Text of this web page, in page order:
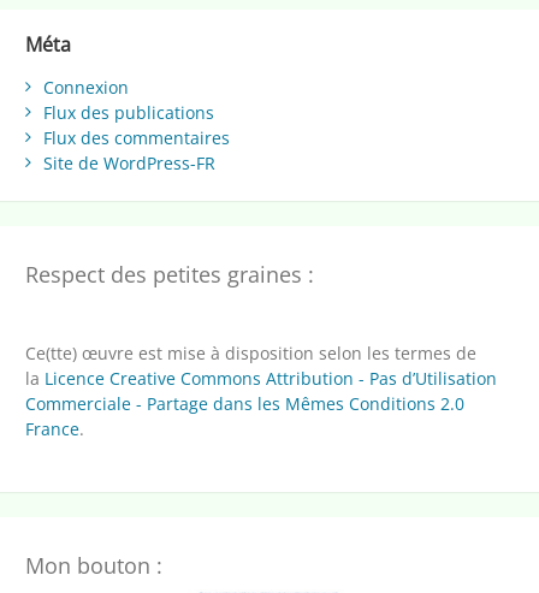
Méta
Connexion
Flux des publications
Flux des commentaires
Site de WordPress-FR
Respect des petites graines :
Ce(tte) œuvre est mise à disposition selon les termes de
la Licence Creative Commons Attribution - Pas d’Utilisation
Commerciale - Partage dans les Mêmes Conditions 2.0
France.
Mon bouton :